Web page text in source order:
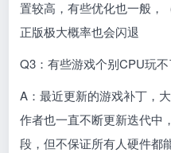
置较高，有些优化也一般，
正版极大概率也会闪退
Q3：有些游戏个别CPU玩不
A：最近更新的游戏补丁，
作者也一直不断更新迭代中
段，但不保证所有人硬件都